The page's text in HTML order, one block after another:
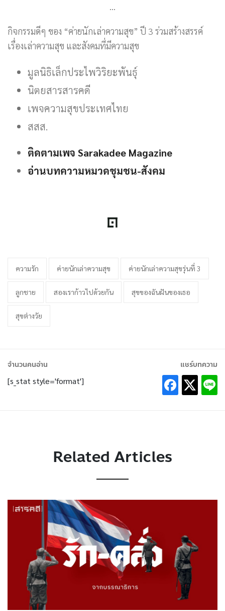
…
กิจกรรมดีๆ ของ “ค่ายนักเล่าความสุข” ปี 3 ร่วมสร้างสรรค์
เรื่องเล่าความสุข และสังคมที่มีความสุข
มูลนิธิเล็กประไพวิริยะพันธุ์
นิตยสารสารคดี
เพจความสุขประเทศไทย
สสส.
ติดตามเพจ Sarakadee Magazine
อ่านบทความหมวดชุมชน-สังคม
ความรัก ค่ายนักเล่าความสุข ค่ายนักเล่าความสุขรุ่นที่ 3
ลูกชาย สองเราก้าวไปด้วยกัน สุขของฉันฝันของเธอ
สุขต่างวัย
จำนวนคนอ่าน
[s_stat style='format']
แชร์บทความ
Related Articles